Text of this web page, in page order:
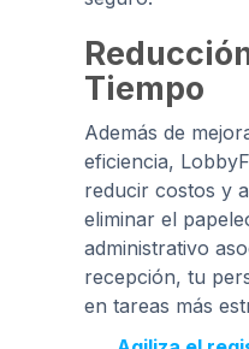
Tiempo
Además de
eficiencia,
reducir costos y
eliminar el
administrativo
recepción, tu
en tareas más